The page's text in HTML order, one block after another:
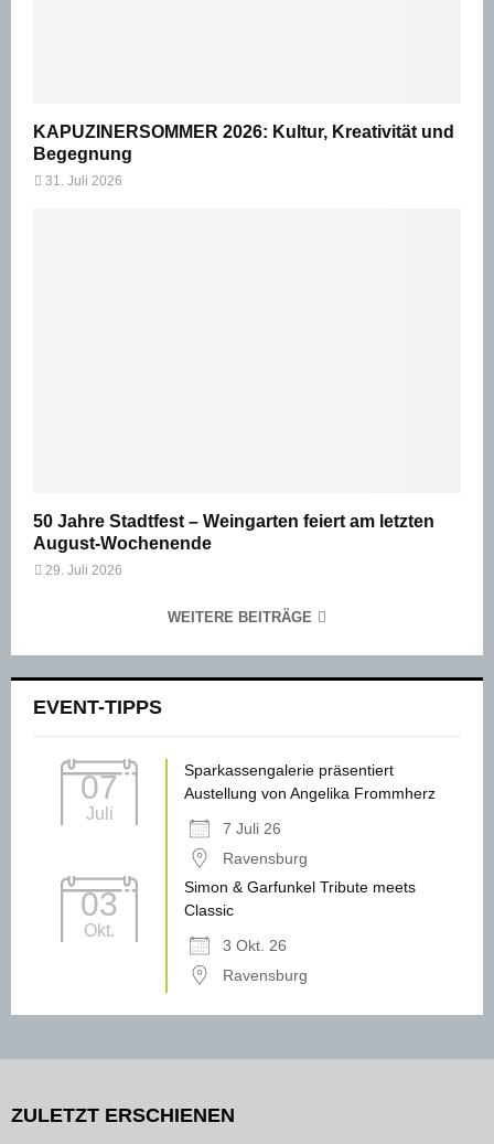
KAPUZINERSOMMER 2026: Kultur, Kreativität und
Begegnung
31. Juli 2026
50 Jahre Stadtfest – Weingarten feiert am letzten
August-Wochenende
29. Juli 2026
WEITERE BEITRÄGE
EVENT-TIPPS
07
Juli
Sparkassengalerie präsentiert
Austellung von Angelika Frommherz
7 Juli 26
Ravensburg
03
Okt.
Simon & Garfunkel Tribute meets
Classic
3 Okt. 26
Ravensburg
ZULETZT ERSCHIENEN